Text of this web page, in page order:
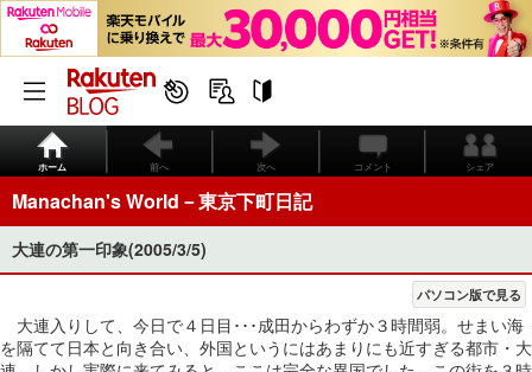
ホーム 前へ 次へ コメント シェア
Manachan's World－東京下町日記
大連の第一印象(2005/3/5)
パソコン版で見る
大連入りして、今日で４日目･･･成田からわずか３時間弱。せまい海
を隔てて日本と向き合い、外国というにはあまりにも近すぎる都市・大